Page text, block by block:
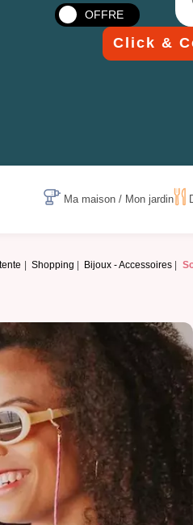
OFFRE
Click &
Ma maison / Mon jardin
Shopping Bijoux - Accessoires